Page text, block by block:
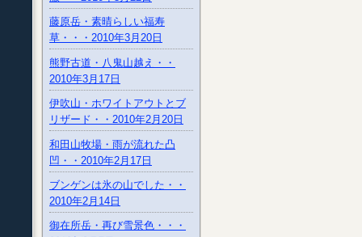
藤原岳・素晴らしい福寿
草・・・2010年3月20日
熊野古道・八鬼山越え・・
2010年3月17日
伊吹山・ホワイトアウトとブ
リザード・・2010年2月20日
和田山牧場・雨が流れた凸
凹・・2010年2月17日
ブンゲンは氷の山でした・・
2010年2月14日
御在所岳・再び雪景色・・・